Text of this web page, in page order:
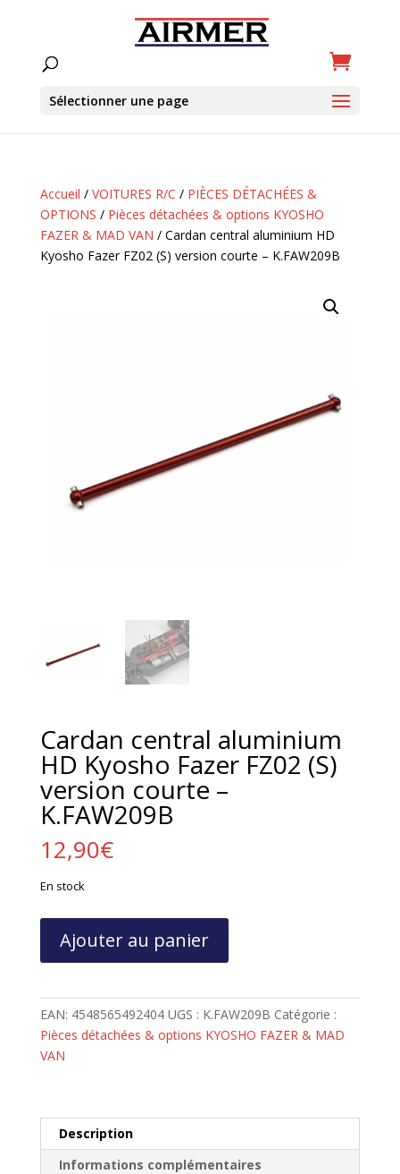
Sélectionner une page
Accueil / VOITURES R/C / PIÈCES DÉTACHÉES &
OPTIONS / Pièces détachées & options KYOSHO
FAZER & MAD VAN / Cardan central aluminium HD
Kyosho Fazer FZ02 (S) version courte – K.FAW209B
Cardan central aluminium
HD Kyosho Fazer FZ02 (S)
version courte –
K.FAW209B
12,90€
En stock
Cardan
aluminium
HD
Kyosho
version
courte
Ajouter au panier
EAN: 4548565492404 UGS : K.FAW209B Catégorie :
Pièces détachées & options KYOSHO FAZER & MAD
VAN
Description
Informations complémentaires